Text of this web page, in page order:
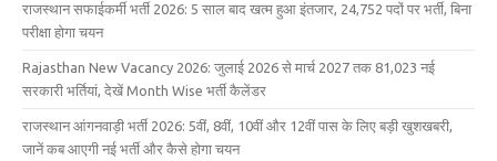
राजस्थान सफाईकर्मी भर्ती 2026: 5 साल बाद खत्म हुआ इंतजार, 24,752 पदों पर भर्ती, बिना
परीक्षा होगा चयन
Rajasthan New Vacancy 2026: जुलाई 2026 से मार्च 2027 तक 81,023 नई
सरकारी भर्तियां, देखें Month Wise भर्ती कैलेंडर
राजस्थान आंगनवाड़ी भर्ती 2026: 5वीं, 8वीं, 10वीं और 12वीं पास के लिए बड़ी खुशखबरी,
जानें कब आएगी नई भर्ती और कैसे होगा चयन